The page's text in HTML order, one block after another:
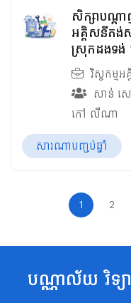
សិក្សាបណ្ត
អគ្គិសនីត
ស្រុកដងទង់
វិស្វកម្មអ
សាន់ ស
កៅ លីណា
សារណាបញ្ចប់ឆ្នាំ
1 2
បណ្ណាល័យ វិទ្យ